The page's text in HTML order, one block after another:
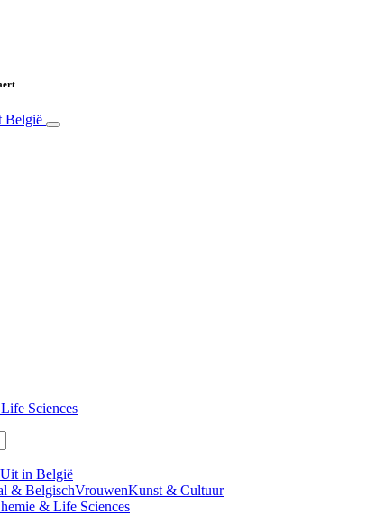
België
Sciences
Uit in België
& BelgischVrouwenKunst & Cultuur
& Life Sciences